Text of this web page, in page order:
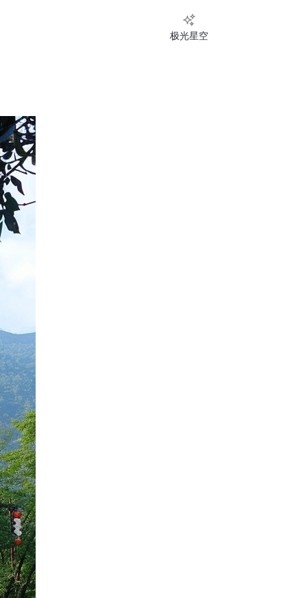
极光星空